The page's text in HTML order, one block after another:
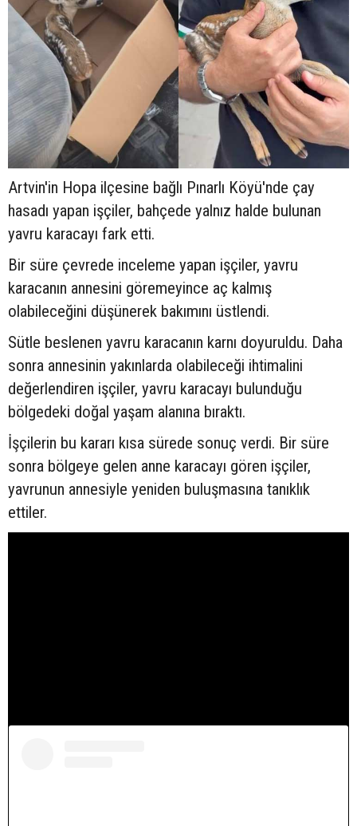
Artvin'in Hopa ilçesine bağlı Pınarlı Köyü'nde çay
hasadı yapan işçiler, bahçede yalnız halde bulunan
yavru karacayı fark etti.
Bir süre çevrede inceleme yapan işçiler, yavru
karacanın annesini göremeyince aç kalmış
olabileceğini düşünerek bakımını üstlendi.
Sütle beslenen yavru karacanın karnı doyuruldu. Daha
sonra annesinin yakınlarda olabileceği ihtimalini
değerlendiren işçiler, yavru karacayı bulunduğu
bölgedeki doğal yaşam alanına bıraktı.
İşçilerin bu kararı kısa sürede sonuç verdi. Bir süre
sonra bölgeye gelen anne karacayı gören işçiler,
yavrunun annesiyle yeniden buluşmasına tanıklık
ettiler.